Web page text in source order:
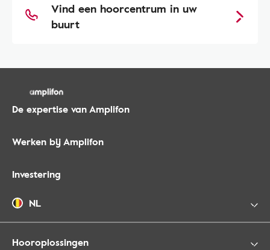
Vind een hoorcentrum in uw
buurt
De expertise van Amplifon
Werken bij Amplifon
Investering
NL
Hooroplossingen